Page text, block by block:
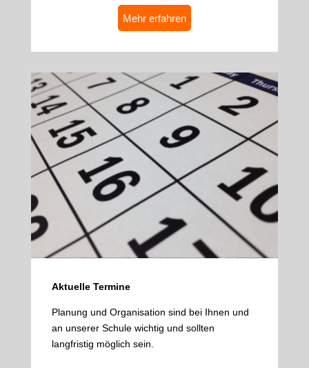
Mehr erfahren
Aktuelle Termine
Planung und Organisation sind bei Ihnen und
an unserer Schule wichtig und sollten
langfristig möglich sein.